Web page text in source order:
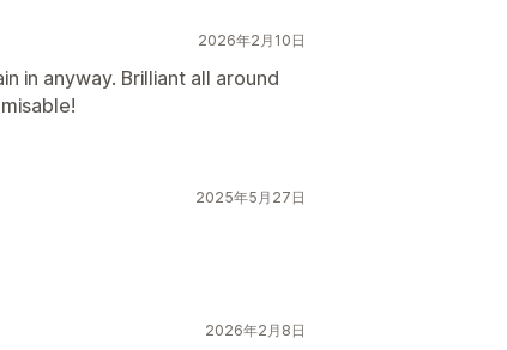
2026年2月10日
in anyway. Brilliant all around
2025年5月27日
2026年2月8日